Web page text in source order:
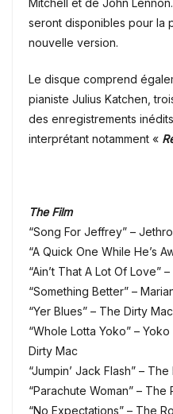
Mitchell et de John Lennon.
seront disponibles pour la
nouvelle version.
Le disque comprend
pianiste Julius Katchen,
des enregistrements
interprétant notamment «
The Film
“Song For Jeffrey” –
“A Quick One While He’s
“Ain’t That A Lot Of Love”
“Something Better” –
“Yer Blues” – The Dirty Mac
“Whole Lotta Yoko” –
Dirty Mac
“Jumpin’ Jack Flash” –
“Parachute Woman” – The
“No Expectations” – The